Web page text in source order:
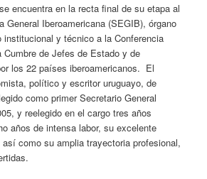
se encuentra en la recta final de su etapa al
General Iberoamericana (SEGIB), órgano
institucional y técnico a la Conferencia
Cumbre de Jefes de Estado y de
los 22 países iberoamericanos. El
político y escritor uruguayo, de
como primer Secretario General
y reelegido en el cargo tres años
años de intensa labor, su excelente
como su amplia trayectoria profesional,